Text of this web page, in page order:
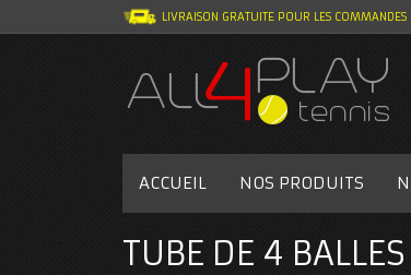
LIVRAISON GRATUITE POUR LES COMMANDES
ACCUEIL NOS PRODUITS
TUBE DE 4